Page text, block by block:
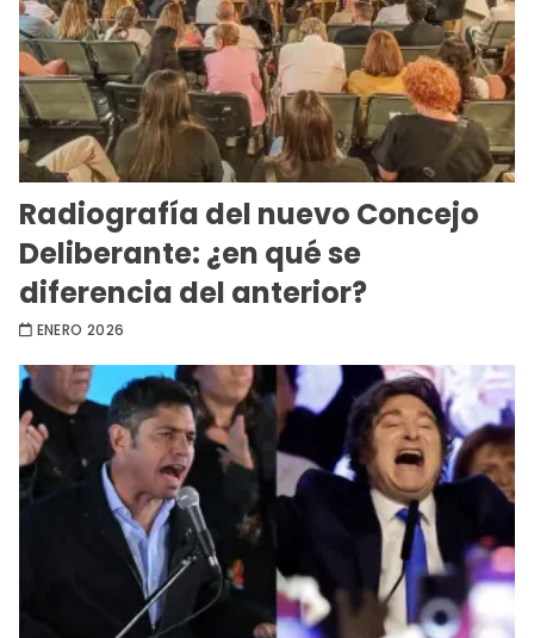
Radiografía del nuevo Concejo
Deliberante: ¿en qué se
diferencia del anterior?
ENERO 2026